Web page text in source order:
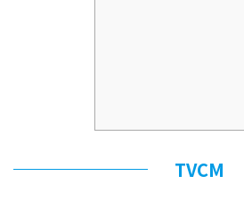
TVCM